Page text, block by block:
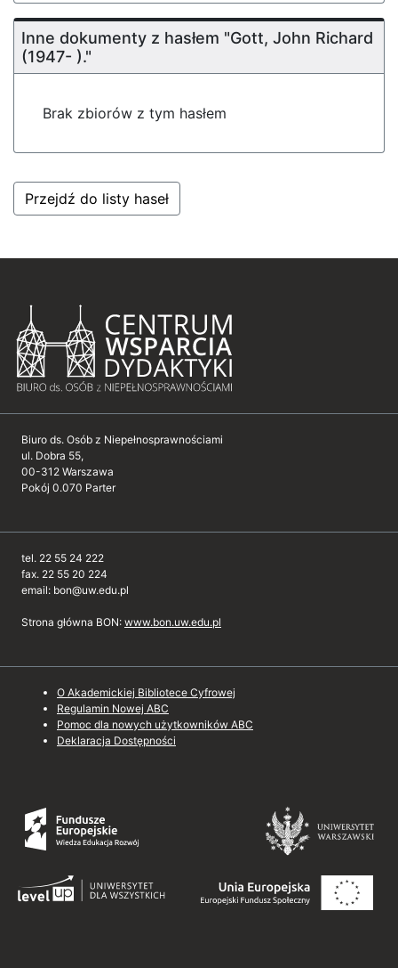
Inne dokumenty z hasłem "Gott, John Richard
(1947- )."
Brak zbiorów z tym hasłem
Przejdź do listy haseł
Biuro ds. Osób z Niepełnosprawnościami
ul. Dobra 55,
00-312 Warszawa
Pokój 0.070 Parter
tel. 22 55 24 222
fax. 22 55 20 224
email: bon@uw.edu.pl
Strona główna BON: www.bon.uw.edu.pl
O Akademickiej Bibliotece Cyfrowej
Regulamin Nowej ABC
Pomoc dla nowych użytkowników ABC
Deklaracja Dostępności